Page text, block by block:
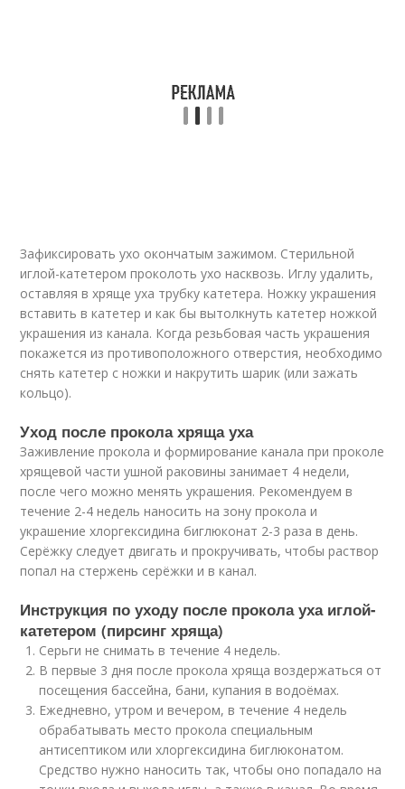
Зафиксировать ухо окончатым зажимом. Стерильной
иглой-катетером проколоть ухо насквозь. Иглу удалить,
оставляя в хряще уха трубку катетера. Ножку украшения
вставить в катетер и как бы вытолкнуть катетер ножкой
украшения из канала. Когда резьбовая часть украшения
покажется из противоположного отверстия, необходимо
снять катетер с ножки и накрутить шарик (или зажать
кольцо).
Уход после прокола хряща уха
Заживление прокола и формирование канала при проколе
хрящевой части ушной раковины занимает 4 недели,
после чего можно менять украшения. Рекомендуем в
течение 2-4 недель наносить на зону прокола и
украшение хлоргексидина биглюконат 2-3 раза в день.
Серёжку следует двигать и прокручивать, чтобы раствор
попал на стержень серёжки и в канал.
Инструкция по уходу после прокола уха иглой-
катетером (пирсинг хряща)
Серьги не снимать в течение 4 недель.
В первые 3 дня после прокола хряща воздержаться от
посещения бассейна, бани, купания в водоёмах.
Ежедневно, утром и вечером, в течение 4 недель
обрабатывать место прокола специальным
антисептиком или хлоргексидина биглюконатом.
Средство нужно наносить так, чтобы оно попадало на